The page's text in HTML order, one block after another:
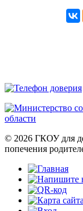
© 2026 ГКОУ для
попечения